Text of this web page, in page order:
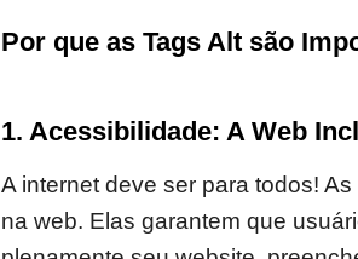
Por que as Tags Alt são
1. Acessibilidade: A Web
A internet deve ser para todos!
na web. Elas garantem que